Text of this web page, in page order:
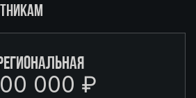
000 ₽